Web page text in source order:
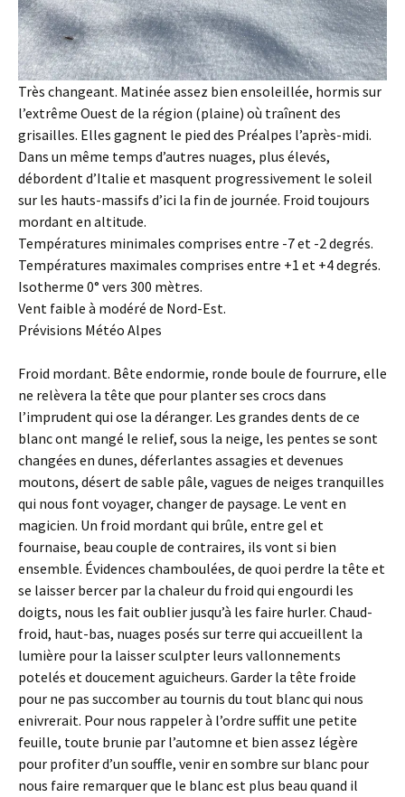
Très changeant. Matinée assez bien ensoleillée, hormis sur
l’extrême Ouest de la région (plaine) où traînent des
grisailles. Elles gagnent le pied des Préalpes l’après-midi.
Dans un même temps d’autres nuages, plus élevés,
débordent d’Italie et masquent progressivement le soleil
sur les hauts-massifs d’ici la fin de journée. Froid toujours
mordant en altitude.
Températures minimales comprises entre -7 et -2 degrés.
Températures maximales comprises entre +1 et +4 degrés.
Isotherme 0° vers 300 mètres.
Vent faible à modéré de Nord-Est.
Prévisions Météo Alpes
Froid mordant. Bête endormie, ronde boule de fourrure, elle
ne relèvera la tête que pour planter ses crocs dans
l’imprudent qui ose la déranger. Les grandes dents de ce
blanc ont mangé le relief, sous la neige, les pentes se sont
changées en dunes, déferlantes assagies et devenues
moutons, désert de sable pâle, vagues de neiges tranquilles
qui nous font voyager, changer de paysage. Le vent en
magicien. Un froid mordant qui brûle, entre gel et
fournaise, beau couple de contraires, ils vont si bien
ensemble. Évidences chamboulées, de quoi perdre la tête et
se laisser bercer par la chaleur du froid qui engourdi les
doigts, nous les fait oublier jusqu’à les faire hurler. Chaud-
froid, haut-bas, nuages posés sur terre qui accueillent la
lumière pour la laisser sculpter leurs vallonnements
potelés et doucement aguicheurs. Garder la tête froide
pour ne pas succomber au tournis du tout blanc qui nous
enivrerait. Pour nous rappeler à l’ordre suffit une petite
feuille, toute brunie par l’automne et bien assez légère
pour profiter d’un souffle, venir en sombre sur blanc pour
nous faire remarquer que le blanc est plus beau quand il